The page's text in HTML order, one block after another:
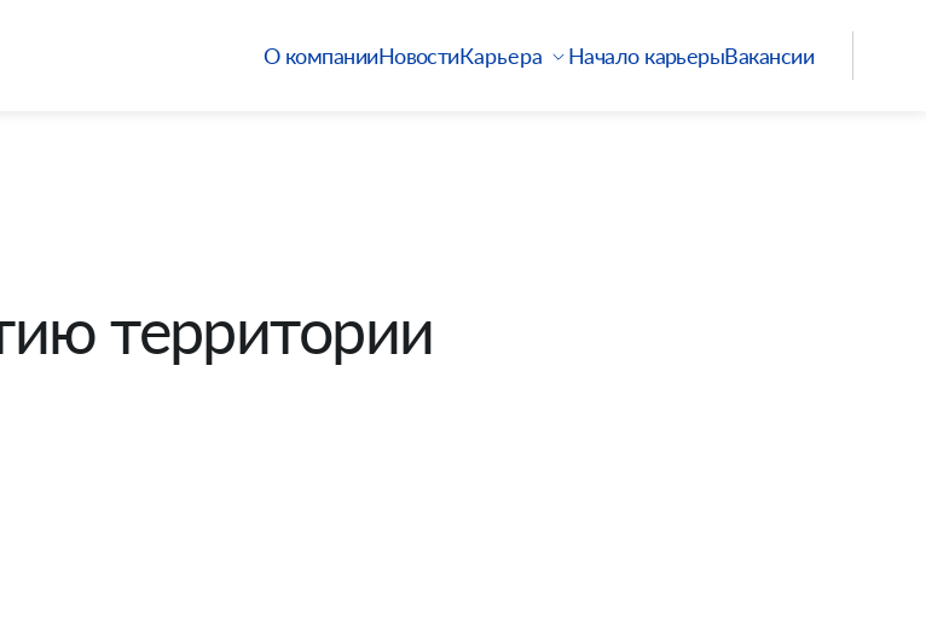
О компанииНовостиКарьера Начало карьерыВакансии
территории